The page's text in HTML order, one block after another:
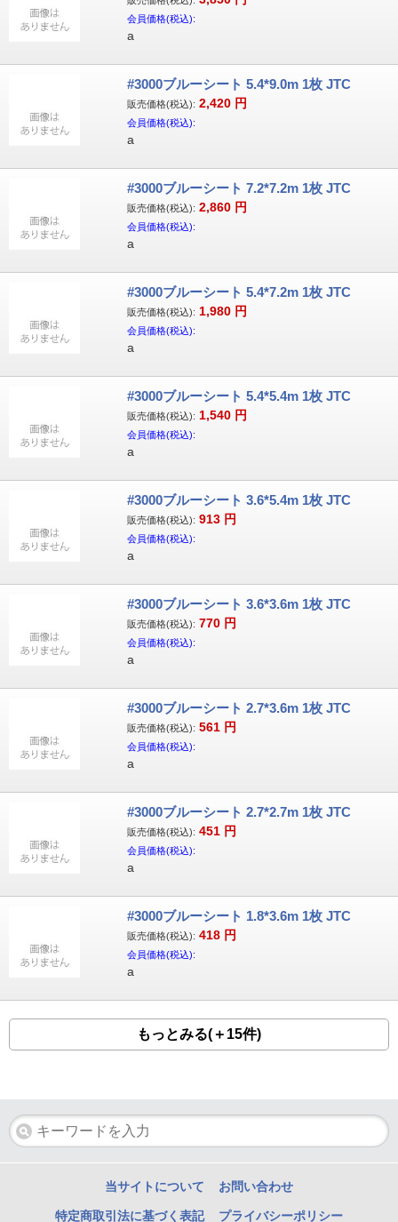
会員価格(税込):
a
#3000ブルーシート 5.4*9.0m 1枚 JTC
販売価格(税込): 2,420 円
会員価格(税込):
a
#3000ブルーシート 7.2*7.2m 1枚 JTC
販売価格(税込): 2,860 円
会員価格(税込):
a
#3000ブルーシート 5.4*7.2m 1枚 JTC
販売価格(税込): 1,980 円
会員価格(税込):
a
#3000ブルーシート 5.4*5.4m 1枚 JTC
販売価格(税込): 1,540 円
会員価格(税込):
a
#3000ブルーシート 3.6*5.4m 1枚 JTC
販売価格(税込): 913 円
会員価格(税込):
a
#3000ブルーシート 3.6*3.6m 1枚 JTC
販売価格(税込): 770 円
会員価格(税込):
a
#3000ブルーシート 2.7*3.6m 1枚 JTC
販売価格(税込): 561 円
会員価格(税込):
a
#3000ブルーシート 2.7*2.7m 1枚 JTC
販売価格(税込): 451 円
会員価格(税込):
a
#3000ブルーシート 1.8*3.6m 1枚 JTC
販売価格(税込): 418 円
会員価格(税込):
a
もっとみる(＋15件)
当サイトについて お問い合わせ
特定商取引法に基づく表記 プライバシーポリシー